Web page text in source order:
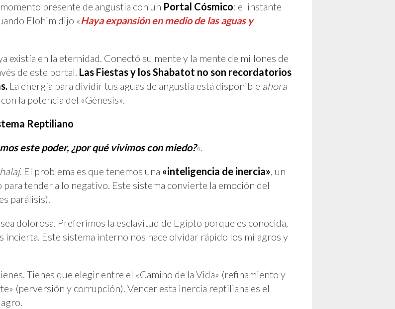
presente de angustia con un Portal Cósmico: el instante
Elohim dijo «Haya expansión en medio de las aguas y
existía en la eternidad. Conectó su mente y la mente de millones de
de este portal. Las Fiestas y los Shabatot no son recordatorios
La energía para dividir tus aguas de angustia está disponible ahora
la potencia del «Génesis».
Reptiliano
este poder, ¿por qué vivimos con miedo?«.
. El problema es que tenemos una «inteligencia de inercia», un
para tender a lo negativo. Este sistema convierte la emoción del
parálisis).
dolorosa. Preferimos la esclavitud de Egipto porque es conocida,
incierta. Este sistema interno nos hace olvidar rápido los milagros y
Tienes que elegir entre el «Camino de la Vida» (refinamiento y
(perversión y corrupción). Vencer esta inercia reptiliana es el